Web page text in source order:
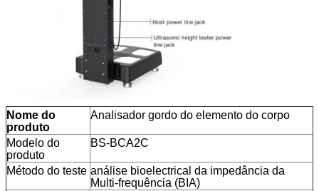
Nome do
produto
Analisador gordo do elemento do corpo
Modelo do
produto
BS-BCA2C
Método do teste análise bioelectrical da impedância da
Multi-frequência (BIA)